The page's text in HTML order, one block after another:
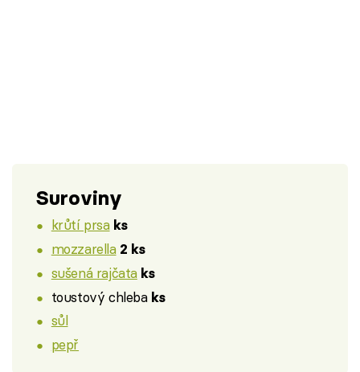
Suroviny
krůtí prsa ks
mozzarella 2 ks
sušená rajčata ks
toustový chleba ks
sůl
pepř